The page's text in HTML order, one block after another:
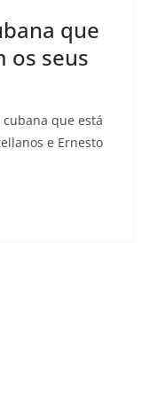
que
os seus
que está
e Ernesto